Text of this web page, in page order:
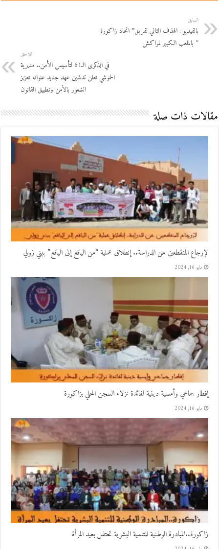
السابق
بالفيديو : الهذف الثاني لفريق” اتحاد زاكورة
” بالملعب الكبير لمراكش
اللاحق
في الذكرى الـ61 لتأسيس الأمن.. مديرية
الحموشي تعلن تدشين عهد جديد عنوانه تعزيز
الشعور بالأمن وتطبيق القانون
مقالات ذات صلة
لإرجاع المنقطعين عن الدراسة.. إنطلاق عملية “من اليافع إلى اليافع” ببني زولي
مايو 16, 2024
إفطار جماعي وأمسية دينية لفائدة نزلاء السجن المحلي بزاكورة
مايو 16, 2024
زاكورة..المبادرة الوطنية للتنمية البشرية تحتفل بعيد المرأة